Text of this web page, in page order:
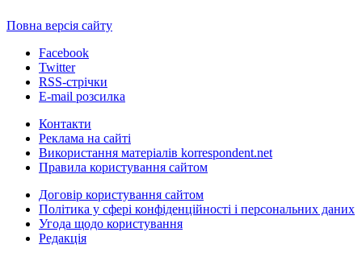
Повна версія сайту
Facebook
Twitter
RSS-стрічки
E-mail розсилка
Контакти
Реклама на сайті
Використання матеріалів korrespondent.net
Правила користування сайтом
Договір користування сайтом
Політика у сфері конфіденційності і персональних даних
Угода щодо користування
Редакція